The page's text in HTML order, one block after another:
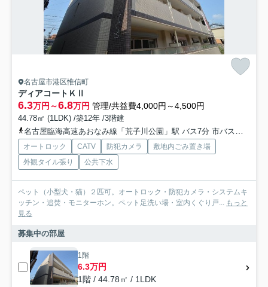
名古屋市港区惟信町
ディアコートＫⅡ
6.3万円～6.8万円 管理/共益費4,000円～4,500円
44.78㎡ (1LDK) /築12年 /3階建
名古屋臨海高速あおなみ線「荒子川公園」駅 バス7分 市バス「惟信町」 停歩4分
オートロック CATV 防犯カメラ
敷地内ごみ置き場
外観タイル張り
公共下水
ペット（小型犬・猫）２匹可。オートロック・防犯カメラ・システムキ
ッチン・追焚・モニターホン。ペット足洗い場・室内くぐり戸...
もっと
見る
募集中の部屋
1階
6.3万円
1階 / 44.78㎡ / 1LDK